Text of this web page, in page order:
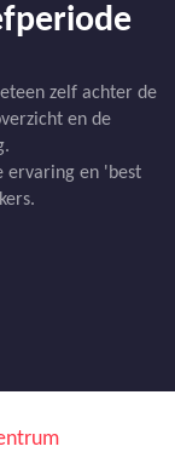
zelf achter de
en de
ervaring en 'best